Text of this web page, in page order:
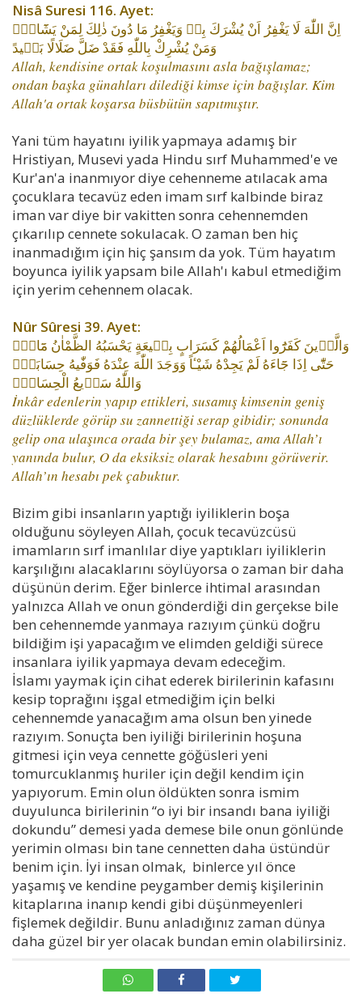
Nisâ Suresi 116. Ayet:
اِنَّ اللّٰهَ لَا يَغْفِرُ اَنْ يُشْرَكَ بِه۪ وَيَغْفِرُ مَا دُونَ ذٰلِكَ لِمَنْ يَشَٓاءُۜ
وَمَنْ يُشْرِكْ بِاللّٰهِ فَقَدْ ضَلَّ ضَلَالًا بَع۪يدً
Allah, kendisine ortak koşulmasını asla bağışlamaz;
ondan başka günahları dilediği kimse için bağışlar. Kim
Allah'a ortak koşarsa büsbütün sapıtmıştır.
Yani tüm hayatını iyilik yapmaya adamış bir
Hristiyan, Musevi yada Hindu sırf Muhammed'e ve
Kur'an'a inanmıyor diye cehenneme atılacak ama
çocuklara tecavüz eden imam sırf kalbinde biraz
iman var diye bir vakitten sonra cehennemden
çıkarılıp cennete sokulacak. O zaman ben hiç
inanmadığım için hiç şansım da yok. Tüm hayatım
boyunca iyilik yapsam bile Allah'ı kabul etmediğim
için yerim cehennem olacak.
Nûr Sûresi 39. Ayet:
وَالَّذ۪ينَ كَفَرُٓوا اَعْمَالُهُمْ كَسَرَابٍ بِق۪يعَةٍ يَحْسَبُهُ الظَّمْاٰنُ مَٓاءًۜ
حَتّٰٓى اِذَا جَٓاءَهُ لَمْ يَجِدْهُ شَيْـٔاً وَوَجَدَ اللّٰهَ عِنْدَهُ فَوَفّٰيهُ حِسَابَهُۜ
İnkâr edenlerin yapıp ettikleri, susamış kimsenin geniş
düzlüklerde görüp su zannettiği serap gibidir; sonunda
gelip ona ulaşınca orada bir şey bulamaz, ama Allah’ı
yanında bulur, O da eksiksiz olarak hesabını görüverir.
Allah’ın hesabı pek çabuktur.
Bizim gibi insanların yaptığı iyiliklerin boşa
olduğunu söyleyen Allah, çocuk tecavüzcüsü
imamların sırf imanlılar diye yaptıkları iyiliklerin
karşılığını alacaklarını söylüyorsa o zaman bir daha
düşünün derim. Eğer binlerce ihtimal arasından
yalnızca Allah ve onun gönderdiği din gerçekse bile
ben cehennemde yanmaya razıyım çünkü doğru
bildiğim işi yapacağım ve elimden geldiği sürece
insanlara iyilik yapmaya devam edeceğim.
İslamı yaymak için cihat ederek birilerinin kafasını
kesip toprağını işgal etmediğim için belki
cehennemde yanacağım ama olsun ben yinede
razıyım. Sonuçta ben iyiliği birilerinin hoşuna
gitmesi için veya cennette göğüsleri yeni
tomurcuklanmış huriler için değil kendim için
yapıyorum. Emin olun öldükten sonra ismim
duyulunca birilerinin “o iyi bir insandı bana iyiliği
dokundu” demesi yada demese bile onun gönlünde
yerimin olması bin tane cennetten daha üstündür
benim için. İyi insan olmak, binlerce yıl önce
yaşamış ve kendine peygamber demiş kişilerinin
kitaplarına inanıp kendi gibi düşünmeyenleri
fişlemek değildir. Bunu anladığınız zaman dünya
daha güzel bir yer olacak bundan emin olabilirsiniz.